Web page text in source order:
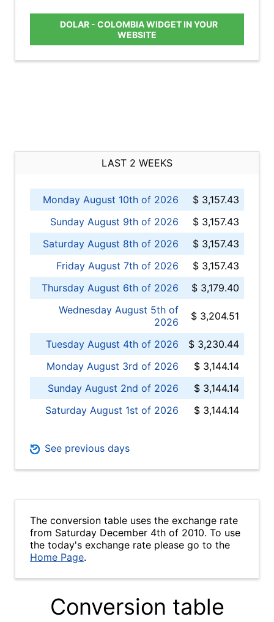
DOLAR - COLOMBIA WIDGET IN YOUR
WEBSITE
LAST 2 WEEKS
Monday August 10th of 2026
$ 3,157.43
Sunday August 9th of 2026
$ 3,157.43
Saturday August 8th of 2026
$ 3,157.43
Friday August 7th of 2026
$ 3,157.43
Thursday August 6th of 2026
$ 3,179.40
Wednesday August 5th of
2026
$ 3,204.51
Tuesday August 4th of 2026
$ 3,230.44
Monday August 3rd of 2026
$ 3,144.14
Sunday August 2nd of 2026
$ 3,144.14
Saturday August 1st of 2026
$ 3,144.14
See previous days
The conversion table uses the exchange rate
from Saturday December 4th of 2010. To use
the today's exchange rate please go to the
Home Page.
Conversion table